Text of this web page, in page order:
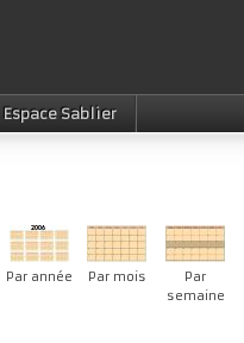
Espace Sablier
Par année Par mois
Par
semaine